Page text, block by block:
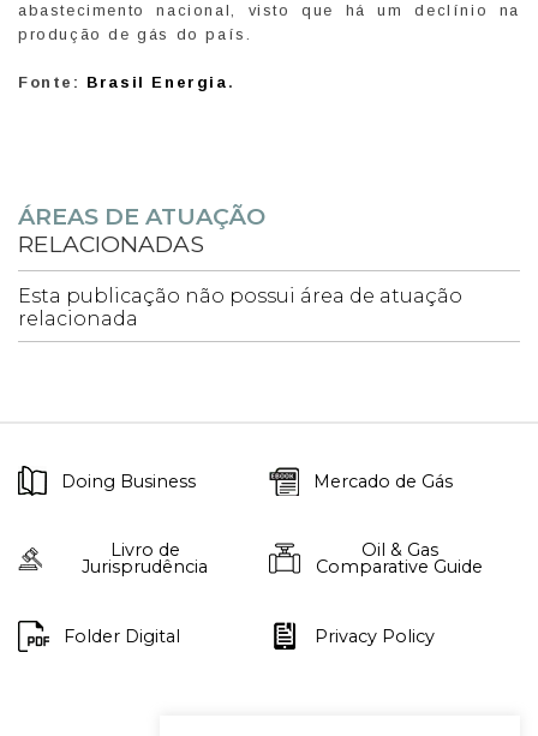
abastecimento nacional, visto que há um declínio na
produção de gás do país.
Fonte: Brasil Energia .
ÁREAS DE ATUAÇÃO
RELACIONADAS
Esta publicação não possui área de atuação
relacionada
Doing Business Mercado de Gás
Livro de
Jurisprudência
Oil & Gas
Comparative Guide
Folder Digital Privacy Policy